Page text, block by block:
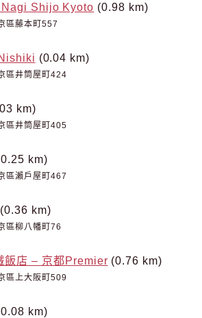
Shijo Kyoto (0.98 km)
區藤本町557
(0.04 km)
區井筒屋町424
km)
區井筒屋町405
km)
區瀨戶屋町467
(0.36 km)
區柳八幡町76
飯店 – 京都Premier (0.76 km)
區上大阪町509
km)